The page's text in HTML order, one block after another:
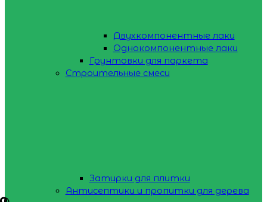
Двухкомпонентные лаки
Однокомпонентные лаки
Грунтовки для паркета
Строительные смеси
Затирки для плитки
Антисептики и пропитки для дерева